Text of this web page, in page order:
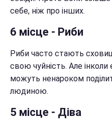
себе, ніж про інших.
6 місце - Риби
Риби часто стають
свою чуйність. Але інколи
можуть ненароком
людиною.
5 місце - Діва